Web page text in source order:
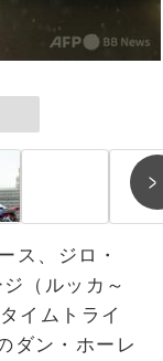
ス、ジロ・
（ルッカ～
イムトライ
ダン・ホーレ